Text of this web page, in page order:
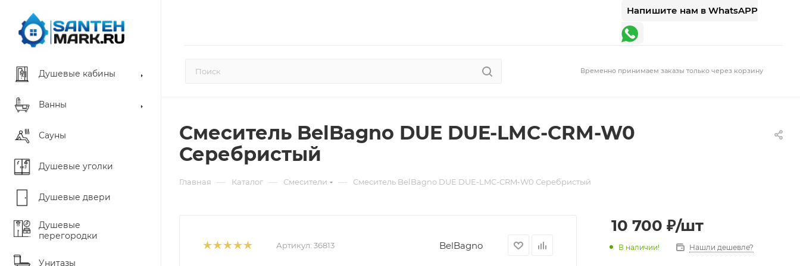
Напишите нам в WhatsAPP
Временно принимаем заказы только через корзину
Душевые кабины
Ванны
Сауны
Душевые уголки
Душевые двери
Душевые
перегородки
Унитазы
Смеситель BelBagno DUE DUE-LMC-CRM-W0
Серебристый
Главная — Каталог — Смесители — Смеситель BelBagno DUE DUE-LMC-CRM-W0 Серебристый
Артикул: 36813 BelBagno
10 700 ₽/шт
В наличии! Нашли дешевле?